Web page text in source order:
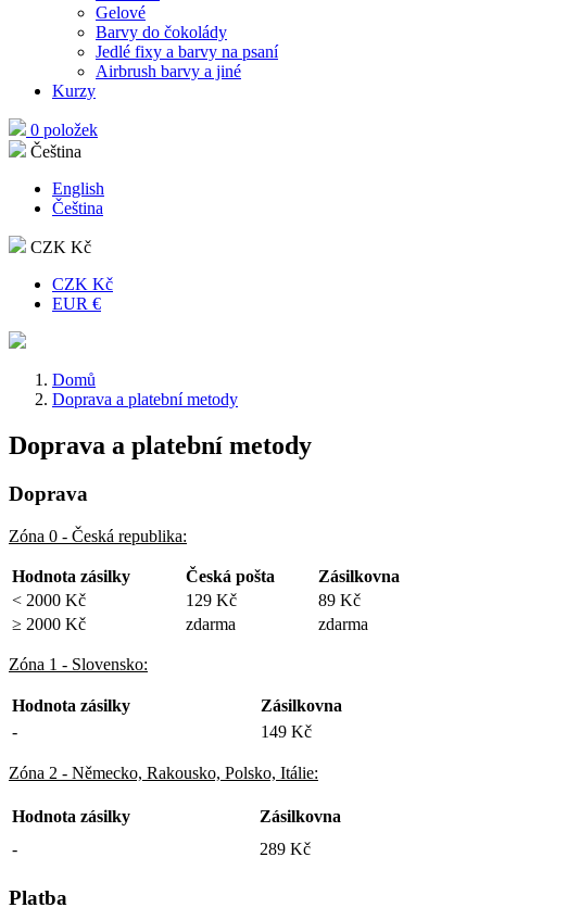
Gelové
Barvy do čokolády
Jedlé fixy a barvy na psaní
Airbrush barvy a jiné
Kurzy
0 položek
Čeština
English
Čeština
CZK Kč
CZK Kč
EUR €
Domů
Doprava a platební metody
Doprava a platební metody
Doprava
Zóna 0 - Česká republika:
Hodnota zásilky Česká pošta
Zásilkovna
< 2000 Kč
129 Kč
89 Kč
≥ 2000 Kč
zdarma zdarma
Zóna 1 - Slovensko:
Hodnota zásilky
Zásilkovna
-
149 Kč
Zóna 2 - Německo, Rakousko, Polsko, Itálie:
Hodnota zásilky
Zásilkovna
-
289 Kč
Platba